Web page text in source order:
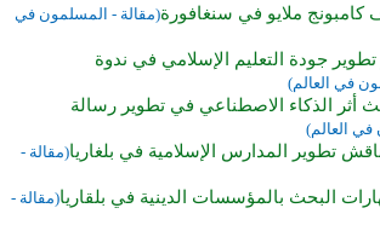
كامبونج ملايو في سنغافورة(مقالة - المسلمون في
جودة التعليم الإسلامي في ندوة
في العالم)
أثر الذكاء الاصطناعي في تطوير رسالة
العالم)
تطوير المدارس الإسلامية في بلغاريا(مقالة -
البحث بالمؤسسات الدينية في بلقاريا(مقالة -